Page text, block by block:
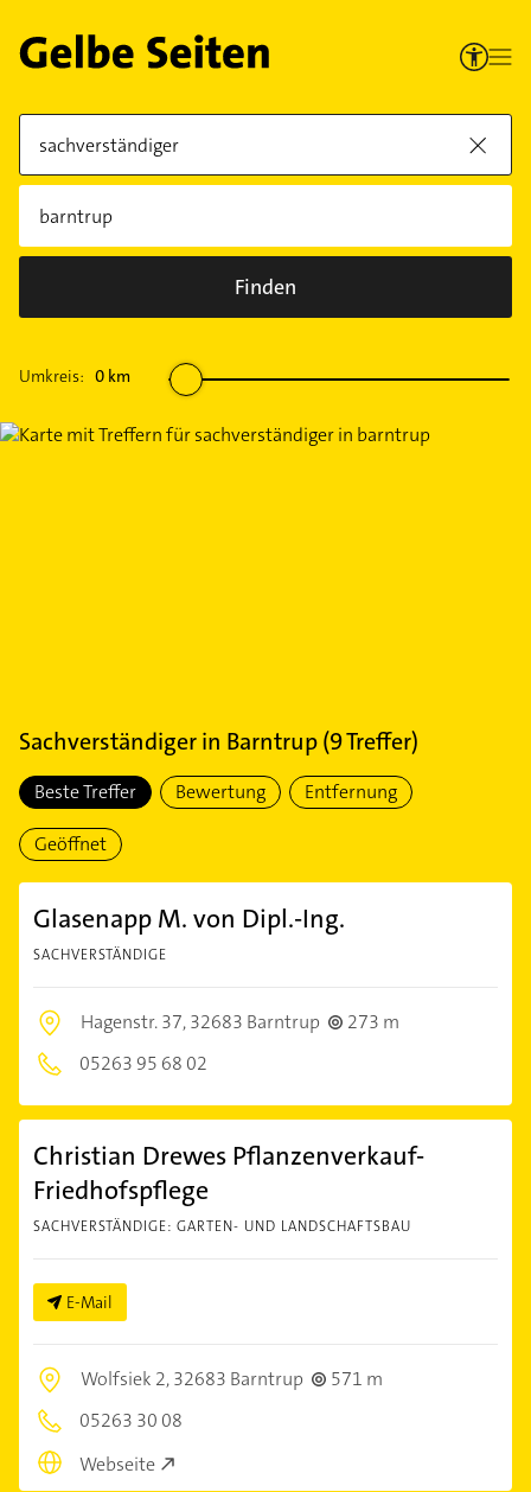
Finden
Umkreis: 0 km
Sachverständigerin Barntrup(9Treffer)
Beste Treffer Bewertung Entfernung
Geöffnet
Glasenapp M. von Dipl.-Ing.
SACHVERSTÄNDIGE
Hagenstr. 37,32683 Barntrup
273 m
05263 95 68 02
Christian Drewes Pflanzenverkauf-
Friedhofspflege
SACHVERSTÄNDIGE: GARTEN- UND LANDSCHAFTSBAU
E-Mail
Wolfsiek 2,32683 Barntrup
571 m
05263 30 08
Webseite